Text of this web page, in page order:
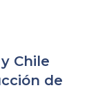
Chile
de